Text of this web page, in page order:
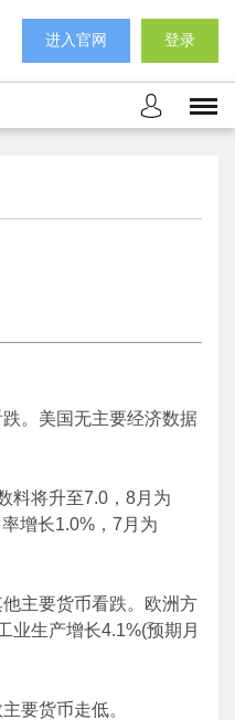
进入官网 登录
。美国无主要经济数据
料将升至7.0，8月为
增长1.0%，7月为
主要货币看跌。欧洲方
业生产增长4.1%(预期月
要货币走低。